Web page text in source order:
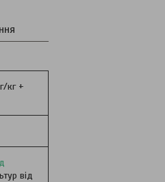
кг +
від